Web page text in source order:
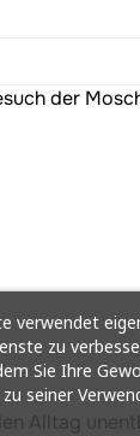
der
Alltag
verwendet
zu
Sie Ihre
seiner